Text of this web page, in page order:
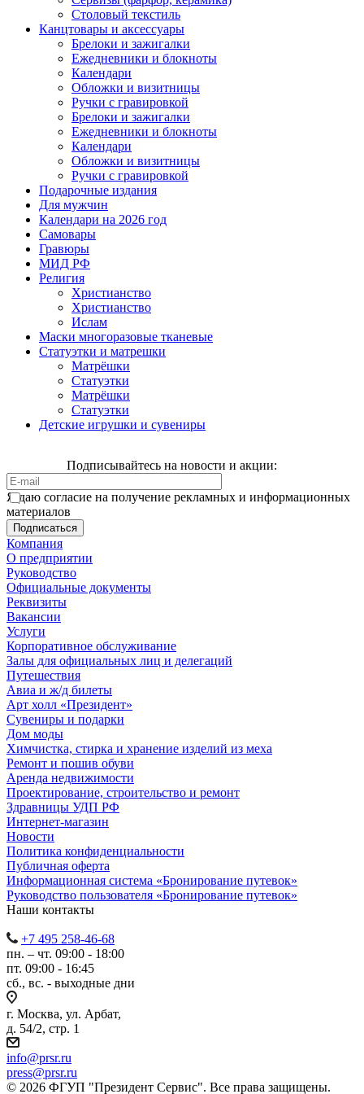
Столовый текстиль
Канцтовары и аксессуары
Брелоки и зажигалки
Ежедневники и блокноты
Календари
Обложки и визитницы
Ручки с гравировкой
Брелоки и зажигалки
Ежедневники и блокноты
Календари
Обложки и визитницы
Ручки с гравировкой
Подарочные издания
Для мужчин
Календари на 2026 год
Самовары
Гравюры
МИД РФ
Религия
Христианство
Христианство
Ислам
Маски многоразовые тканевые
Статуэтки и матрешки
Матрёшки
Статуэтки
Матрёшки
Статуэтки
Детские игрушки и сувениры
Подписывайтесь на новости и акции:
Я даю согласие на получение рекламных и информационных
материалов
Компания
О предприятии
Руководство
Официальные документы
Реквизиты
Вакансии
Услуги
Корпоративное обслуживание
Залы для официальных лиц и делегаций
Путешествия
Авиа и ж/д билеты
Арт холл «Президент»
Сувениры и подарки
Дом моды
Химчистка, стирка и хранение изделий из меха
Ремонт и пошив обуви
Аренда недвижимости
Проектирование, строительство и ремонт
Здравницы УДП РФ
Интернет-магазин
Новости
Политика конфиденциальности
Публичная оферта
Информационная система «Бронирование путевок»
Руководство пользователя «Бронирование путевок»
Наши контакты
+7 495 258-46-68
пн. – чт. 09:00 - 18:00
пт. 09:00 - 16:45
сб., вс. - выходные дни
г. Москва, ул. Арбат,
д. 54/2, стр. 1
info@prsr.ru
press@prsr.ru
© 2026 ФГУП "Президент Сервис". Все права защищены.